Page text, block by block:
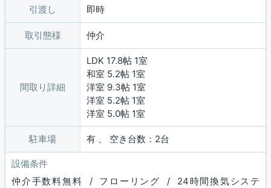
引渡し 即時
取引態様 仲介
間取り詳細
LDK 17.8帖 1室
和室 5.2帖 1室
洋室 9.3帖 1室
洋室 5.2帖 1室
洋室 5.0帖 1室
駐車場 有 、 空き台数：2台
設備条件
仲介手数料無料 / フローリング / 24時間換気システ